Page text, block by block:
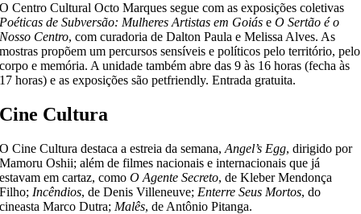
O Centro Cultural Octo Marques segue com as exposições coletivas
Poéticas de Subversão: Mulheres Artistas em Goiás eO Sertão é o
Nosso Centro, com curadoria de Dalton Paula e Melissa Alves. As
mostras propõem um percursos sensíveis e políticos pelo território, pelo
corpo e memória. A unidade também abre das 9 às 16 horas (fecha às
17 horas) e as exposições são petfriendly. Entrada gratuita.
Cine Cultura
O Cine Cultura destaca a estreia da semana,Angel’s Egg, dirigido por
Mamoru Oshii; além de filmes nacionais e internacionais que já
estavam em cartaz, comoO Agente Secreto, de Kleber Mendonça
Filho; Incêndios, de Denis Villeneuve; Enterre Seus Mortos, do
cineasta Marco Dutra; Malês, de Antônio Pitanga.